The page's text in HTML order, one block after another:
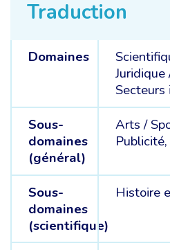
Traduction
Domaines
Juridique
Secteurs
Sous-
domaines
(général)
Arts /
Sous-
domaines
(scientifique)
Histoire